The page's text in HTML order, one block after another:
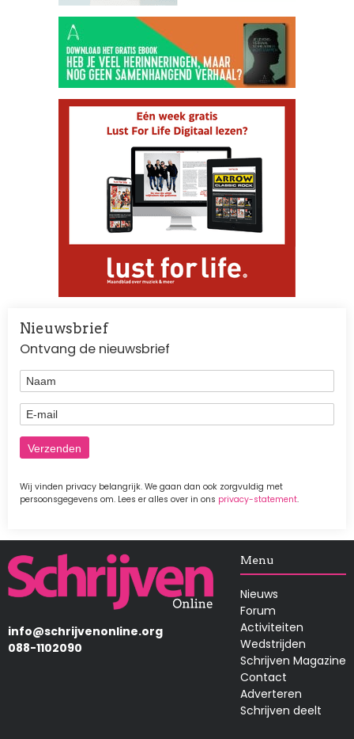
Nieuwsbrief
Ontvang de nieuwsbrief
Naam
E-mail
Wij vinden privacy belangrijk. We gaan dan ook zorgvuldig met
persoonsgegevens om. Lees er alles over in ons privacy-statement.
Afbeelding
info@schrijvenonline.org
088-1102090
Menu
Nieuws
Forum
Activiteiten
Wedstrijden
Schrijven Magazine
Contact
Adverteren
Schrijven deelt